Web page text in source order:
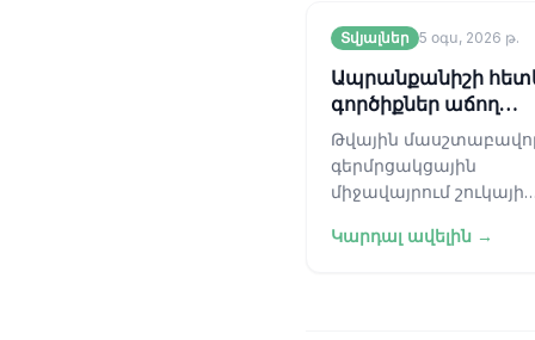
Տվյալներ 5 օգս, 2026 թ.
Ապրանքանիշի
գործիքներ աճող
ընկերությունների
Թվային
գերմրցակցային
միջավայրում շուկայի
միջև եղած
Կարդալ ավելին →